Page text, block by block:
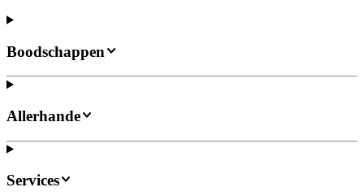
Boodschappen
Allerhande
Services